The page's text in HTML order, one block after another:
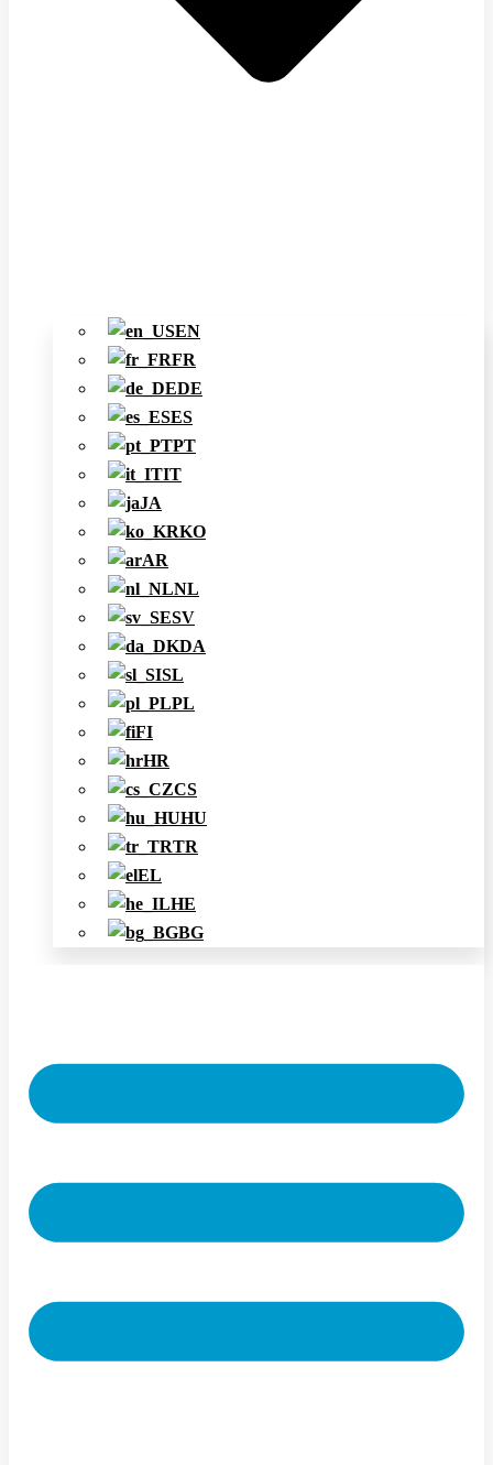
EN
FR
DE
ES
PT
IT
JA
KO
AR
NL
SV
DA
SL
PL
FI
HR
CS
HU
TR
EL
HE
BG